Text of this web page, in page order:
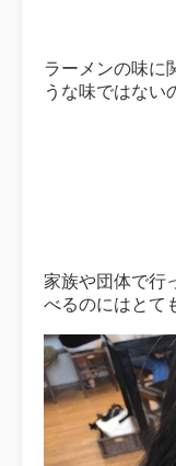
ラーメンの味に
うな味ではない
家族や団体で行
べるのにはとて